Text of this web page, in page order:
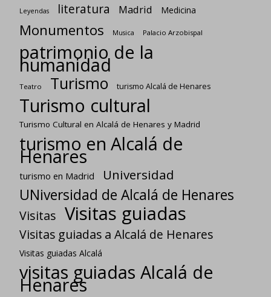
Leyendas literatura Madrid Medicina
Monumentos Musica Palacio Arzobispal
patrimonio de la
humanidad
Teatro Turismo turismo Alcalá de Henares
Turismo cultural
Turismo Cultural en Alcalá de Henares y Madrid
turismo en Alcalá de
Henares
turismo en Madrid Universidad
UNiversidad de Alcalá de Henares
Visitas Visitas guiadas
Visitas guiadas a Alcalá de Henares
Visitas guiadas Alcalá
visitas guiadas Alcalá de
Henares